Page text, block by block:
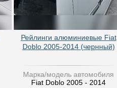
Рейлинги алюминиевые Fiat
Doblo 2005-2014 (чернный)
Марка/модель автомобиля
Fiat Doblo 2005 - 2014